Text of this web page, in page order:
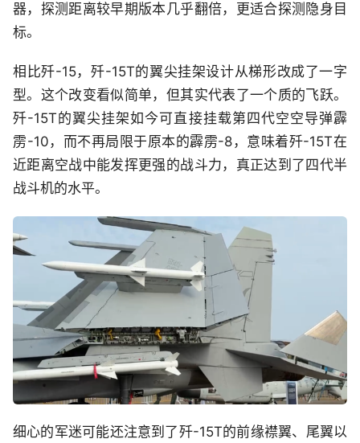
器，探测距离较早期版本几乎翻倍，更适合探测隐身目
标。
相比歼-15，歼-15T的翼尖挂架设计从梯形改成了一字
型。这个改变看似简单，但其实代表了一个质的飞跃。
歼-15T的翼尖挂架如今可直接挂载第四代空空导弹霹
雳-10，而不再局限于原本的霹雳-8，意味着歼-15T在
近距离空战中能发挥更强的战斗力，真正达到了四代半
战斗机的水平。
细心的军迷可能还注意到了歼-15T的前缘襟翼、尾翼以